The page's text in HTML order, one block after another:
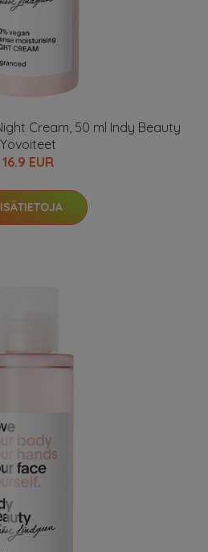
Cream, 50 ml Indy Beauty
Yövoiteet
16.9 EUR